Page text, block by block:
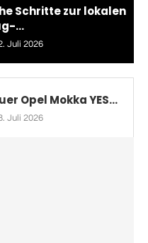
Schritte zur lokalen
...
Juli 2026
Opel Mokka YES...
Juli 2026